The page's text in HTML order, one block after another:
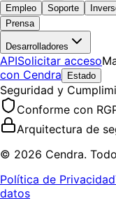
Empleo
Soporte
Prensa
Desarrolladores
APISolicitar acceso
con Cendra
Estado
Seguridad y
Conforme con
Arquitectura de
© 2026 Cendra.
Política de Privacidad
datos